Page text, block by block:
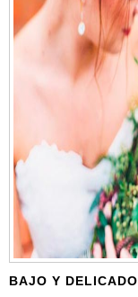
BAJO Y DELICADO